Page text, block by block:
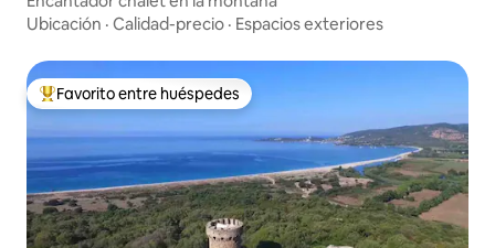
Ubicación · Calidad-precio · Espacios exteriores
Favorito entre huéspedes preferido
Favorito entre huéspedes